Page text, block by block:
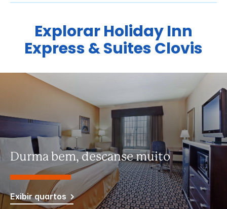
ExplorarHoliday Inn
Express & SuitesClovis
Durma bem, descanse muito
Exibir quartos